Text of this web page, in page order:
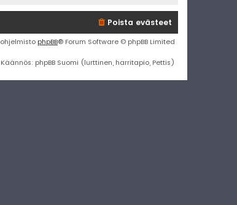
Poista evästeet
phpBB® Forum Software © phpBB Limited
Käännös: phpBB Suomi (lurttinen, harritapio, Pettis)